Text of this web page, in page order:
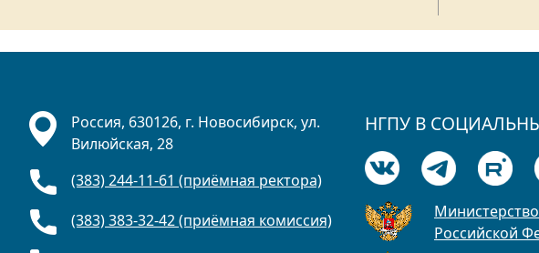
Россия, 630126, г. Новосибирск, ул.
Вилюйская, 28
(383) 244-11-61 (приёмная ректора)
(383) 383-32-42 (приёмная комиссия)
НГПУ В
Российской